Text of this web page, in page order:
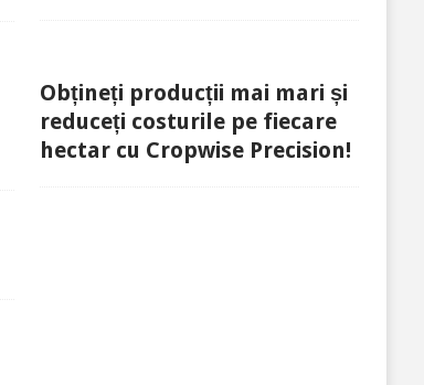
Obțineți producții mai mari și
reduceți costurile pe fiecare
hectar cu Cropwise Precision!